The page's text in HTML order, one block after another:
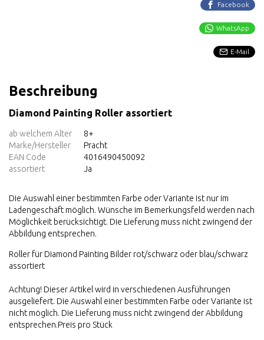
Facebook
WhatsApp
E-Mail
Beschreibung
Diamond Painting Roller assortiert
ab welchem Alter
8+
Marke/Hersteller
Pracht
EAN Code
4016490450092
assortiert
Ja
Die Auswahl einer bestimmten Farbe oder Variante ist nur im
Ladengeschäft möglich. Wünsche im Bemerkungsfeld werden nach
Möglichkeit berücksichtigt. Die Lieferung muss nicht zwingend der
Abbildung entsprechen.
Roller für Diamond Painting Bilder rot/schwarz oder blau/schwarz
assortiert
Achtung! Dieser Artikel wird in verschiedenen Ausführungen
ausgeliefert. Die Auswahl einer bestimmten Farbe oder Variante ist
nicht möglich. Die Lieferung muss nicht zwingend der Abbildung
entsprechen.Preis pro Stück